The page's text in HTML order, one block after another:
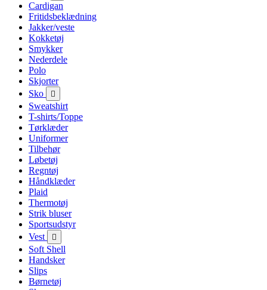
Cardigan
Fritidsbeklædning
Jakker/veste
Kokketøj
Smykker
Nederdele
Polo
Skjorter
Sko

Sweatshirt
T-shirts/Toppe
Tørklæder
Uniformer
Tilbehør
Løbetøj
Regntøj
Håndklæder
Plaid
Thermotøj
Strik bluser
Sportsudstyr
Vest

Soft Shell
Handsker
Slips
Børnetøj